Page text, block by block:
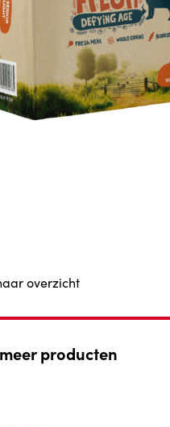
overzicht
producten